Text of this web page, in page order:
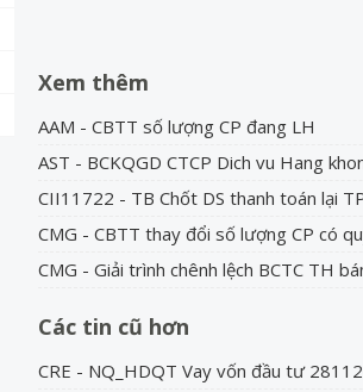
Xem thêm
AAM - CBTT số lượng CP đang LH
AST - BCKQGD CTCP Dich vu Hang
CII11722 - TB Chốt DS thanh toán lại
CMG - CBTT thay đổi số lượng CP có
CMG - Giải trình chênh lệch BCTC TH
Các tin cũ hơn
CRE - NQ_HDQT Vay vốn đầu tư